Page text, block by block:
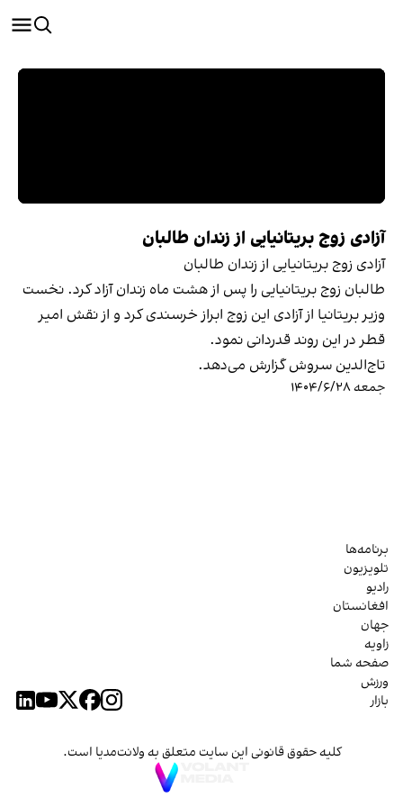
آزادی زوج بریتانیایی از زندان طالبان
آزادی زوج بریتانیایی از زندان طالبان
طالبان زوج بریتانیایی را پس از هشت ماه زندان آزاد کرد. ‌نخست
وزیر بریتانیا از آزادی این زوج ابراز خرسندی کرد و از نقش امیر
قطر در این روند قدردانی نمود.
تاج‌الدین سروش گزارش می‌دهد.
جمعه ۱۴۰۴/۶/۲۸
برنامه‌ها
تلویزیون
رادیو
افغانستان
جهان
زاویه
صفحه شما
ورزش
بازار
کلیه حقوق قانونی این سایت متعلق به ولانت‌مدیا است.